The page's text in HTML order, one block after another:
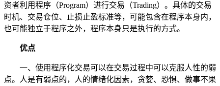
资者利用程序（Program）进行交易（Trading）。具体的交易
时机、交易仓位、止损止盈标准等，可能包含在程序本身内，
也可能独立于程序之外，程序本身只是执行的方式。
优点
一、使用程序化交易可以在交易过程中可以克服人性的弱
点。人是有弱点的，人的情绪化因素，贪婪、恐惧、做事不果